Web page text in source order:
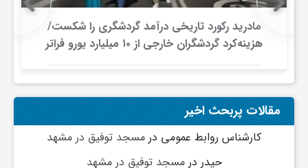
مادرید رکورد تاریخی درآمد گردشگری را شکست/
هزینه‌کرد گردشگران خارجی از ۱۰ میلیارد یورو فراتر
رفت
مقالات پربحث اخیر
کارشناس روابط عمومی در مسجد توفیق در مشهد
حیدر درمسجد توفیق در مشهد